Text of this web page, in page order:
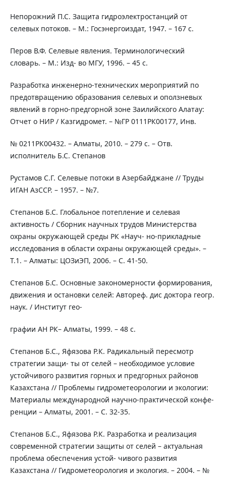
Непорожний П.С. Защита гидроэлектростанций от
селевых потоков. – М.: Госэнергоиздат, 1947. – 167 с.
Перов В.Ф. Селевые явления. Терминологический
словарь. – М.: Изд- во МГУ, 1996. – 45 с.
Разработка инженерно-технических мероприятий по
предотвращению образования селевых и оползневых
явлений в горно-предгорной зоне Заилийского Алатау:
Отчет о НИР / Казгидромет. – №ГР 0111РК00177, Инв.
№ 0211РК00432. – Алматы, 2010. – 279 с. – Отв.
исполнитель Б.С. Степанов
Рустамов С.Г. Селевые потоки в Азербайджане // Труды
ИГАН АзССР. – 1957. – №7.
Степанов Б.С. Глобальное потепление и селевая
активность / Сборник научных трудов Министерства
охраны окружающей среды РК «Науч- но-прикладные
исследования в области охраны окружающей среды». –
Т.1. – Алматы: ЦОЗиЭП, 2006. – С. 41-50.
Степанов Б.С. Основные закономерности формирования,
движения и остановки селей: Автореф. дис доктора геогр.
наук. / Институт гео-
графии АН РК– Алматы, 1999. – 48 с.
Степанов Б.С., Яфязова Р.К. Радикальный пересмотр
стратегии защи- ты от селей – необходимое условие
устойчивого развития горных и предгорных районов
Казахстана // Проблемы гидрометеорологии и экологии:
Материалы международной научно-практической конфе-
ренции – Алматы, 2001. – С. 32-35.
Степанов Б.С., Яфязова Р.К. Разработка и реализация
современной стратегии защиты от селей – актуальная
проблема обеспечения устой- чивого развития
Казахстана // Гидрометеорология и экология. – 2004. – №